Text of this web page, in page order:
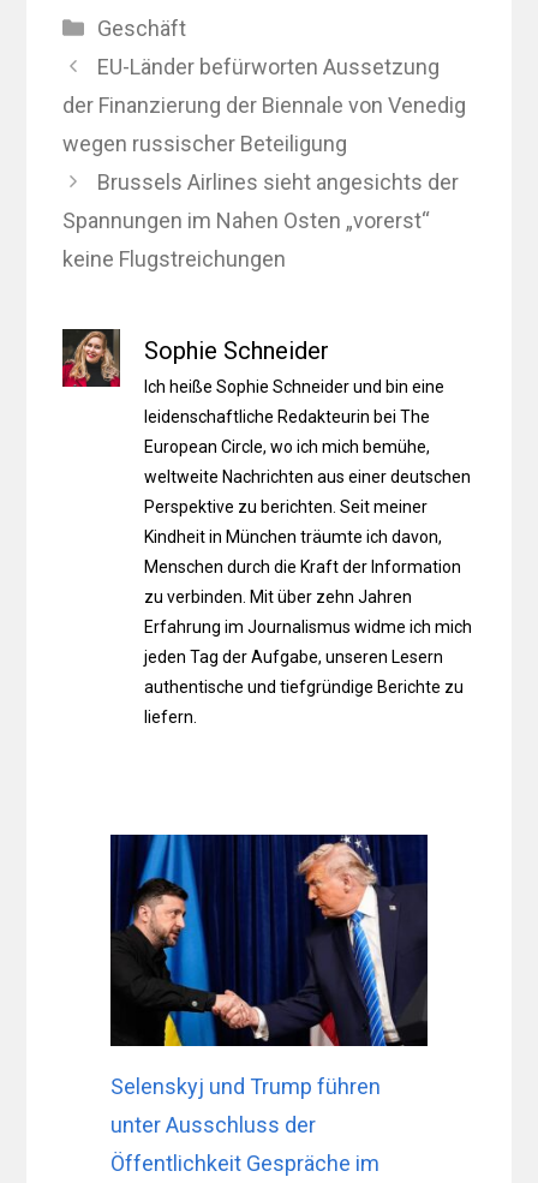
Kategorien
Geschäft
EU-Länder befürworten Aussetzung
der Finanzierung der Biennale von Venedig
wegen russischer Beteiligung
Brussels Airlines sieht angesichts der
Spannungen im Nahen Osten „vorerst“
keine Flugstreichungen
Sophie Schneider
Ich heiße Sophie Schneider und bin eine
leidenschaftliche Redakteurin bei The
European Circle, wo ich mich bemühe,
weltweite Nachrichten aus einer deutschen
Perspektive zu berichten. Seit meiner
Kindheit in München träumte ich davon,
Menschen durch die Kraft der Information
zu verbinden. Mit über zehn Jahren
Erfahrung im Journalismus widme ich mich
jeden Tag der Aufgabe, unseren Lesern
authentische und tiefgründige Berichte zu
liefern.
Selenskyj und Trump führen
unter Ausschluss der
Öffentlichkeit Gespräche im